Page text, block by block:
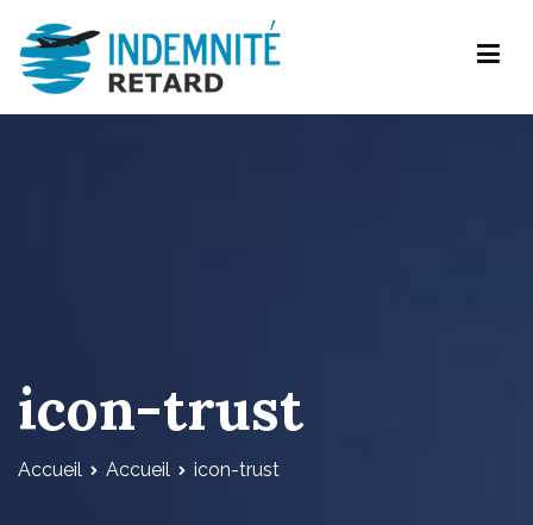
contenu
Indemnite-retard.com
icon-trust
Accueil Accueil icon-trust